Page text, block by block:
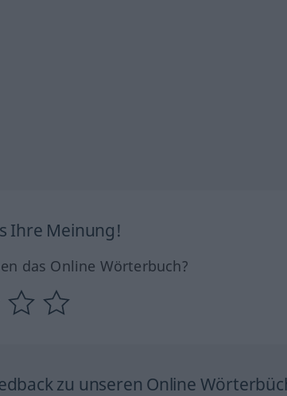
Ihre Meinung!
das Online Wörterbuch?
zu unseren Online